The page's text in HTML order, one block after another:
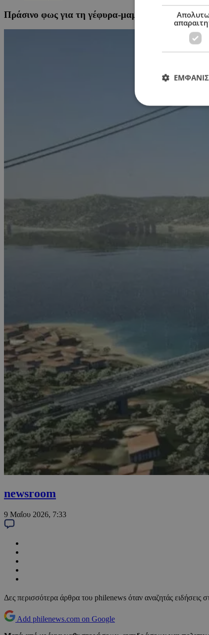
Πράσινο φως για τη γέφυρα-μαμούθ της
newsroom
9 Μαΐου 2026, 7:33
Δες περισσότερα άρθρα του philenews όταν αναζητάς ειδήσεις
Add philenews.com on Google